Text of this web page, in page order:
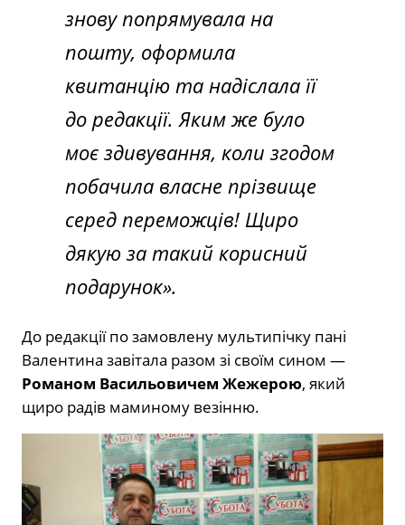
знову попрямувала на
пошту, оформила
квитанцію та надіслала її
до редакції. Яким же було
моє здивування, коли згодом
побачила власне прізвище
серед переможців! Щиро
дякую за такий корисний
подарунок».
До редакції по замовлену мультипічку пані
Валентина завітала разом зі своїм сином —
Романом Васильовичем Жежерою, який
щиро радів маминому везінню.